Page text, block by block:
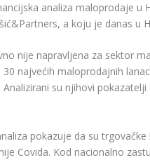
analiza maloprodaje u
a koju je danas u
nije napravljena za sektor
najvećih maloprodajnih
su njihovi
pokazuje da su
Covida. Kod nacionalno